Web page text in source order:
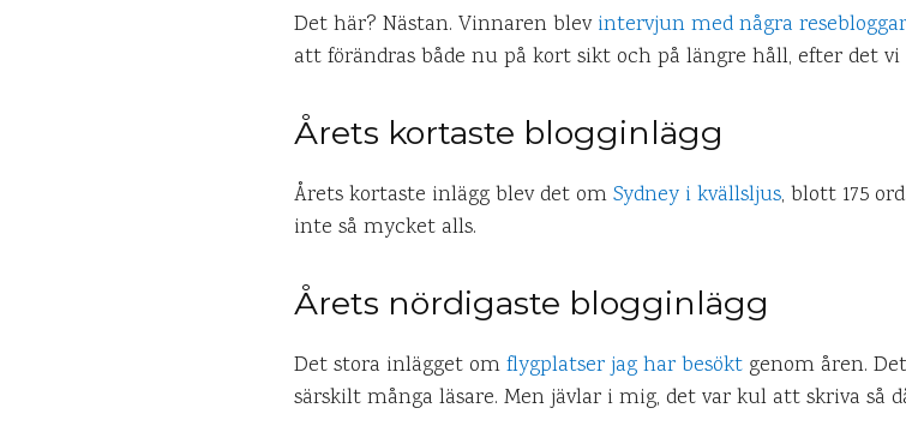
Det här? Nästan. Vinnaren blevintervjun med några
att förändras både nu på kort sikt och på längre håll, efter det
Årets kortaste blogginlägg
Årets kortaste inlägg blev det omSydney i kvällsljus, blott 175
inte så mycket alls.
Årets nördigaste blogginlägg
Det stora inlägget omflygplatser jag har besöktgenom åren.
särskilt många läsare. Men jävlar i mig, det var kul att skriva så